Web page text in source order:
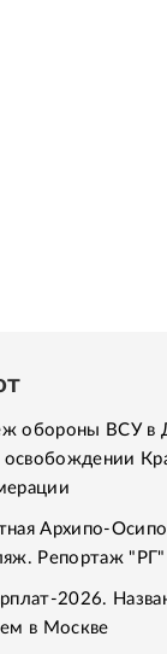
обороны ВСУ в
освобождении
Архипо-
Репортаж "РГ"
2026.
в Москве